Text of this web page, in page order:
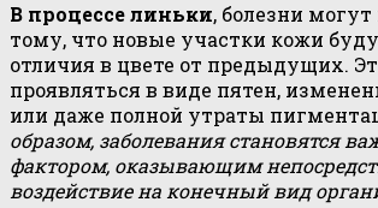
В процессе линьки, болезни
тому, что новые участки кожи
отличия в цвете от предыдущих.
проявляться в виде пятен,
или даже полной утраты
образом, заболевания становятся
фактором, оказывающим
воздействие на конечный вид